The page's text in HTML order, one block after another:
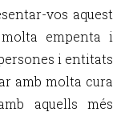
vos aquest
empenta i
i entitats
amb molta cura
aquells més